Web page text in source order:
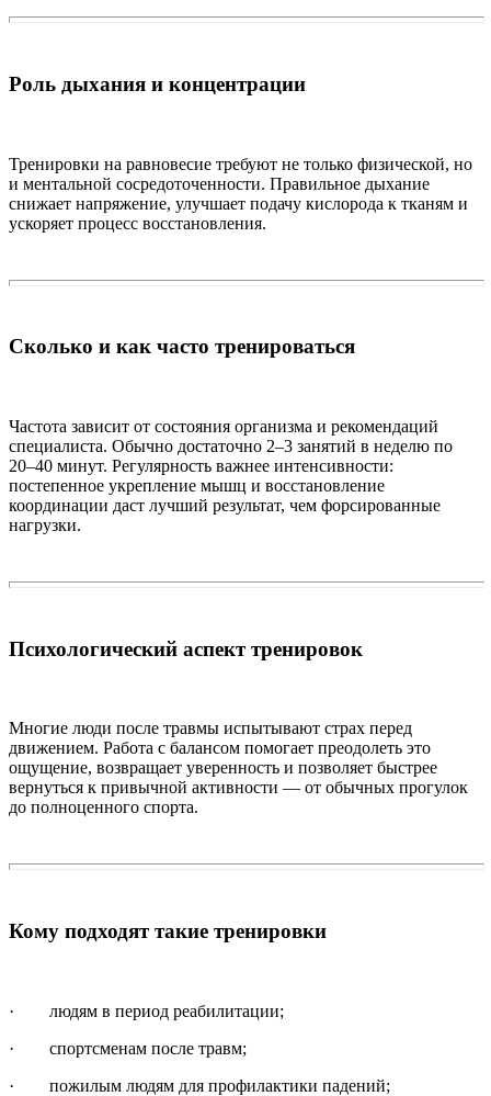
Роль дыхания и концентрации
Тренировки на равновесие требуют не только физической, но
и ментальной сосредоточенности. Правильное дыхание
снижает напряжение, улучшает подачу кислорода к тканям и
ускоряет процесс восстановления.
Сколько и как часто тренироваться
Частота зависит от состояния организма и рекомендаций
специалиста. Обычно достаточно 2–3 занятий в неделю по
20–40 минут. Регулярность важнее интенсивности:
постепенное укрепление мышц и восстановление
координации даст лучший результат, чем форсированные
нагрузки.
Психологический аспект тренировок
Многие люди после травмы испытывают страх перед
движением. Работа с балансом помогает преодолеть это
ощущение, возвращает уверенность и позволяет быстрее
вернуться к привычной активности — от обычных прогулок
до полноценного спорта.
Кому подходят такие тренировки
· людям в период реабилитации;
· спортсменам после травм;
· пожилым людям для профилактики падений;